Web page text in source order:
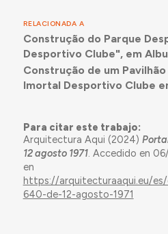
RELACIONADA A
Construção do Parque
Desportivo Clube", em
Construção de um
Imortal Desportivo Clube
Para citar este trabajo:
Arquitectura Aqui (2024)
12 agosto 1971. Accedido en
en
https://arquitecturaaqui.eu/
640-de-12-agosto-1971